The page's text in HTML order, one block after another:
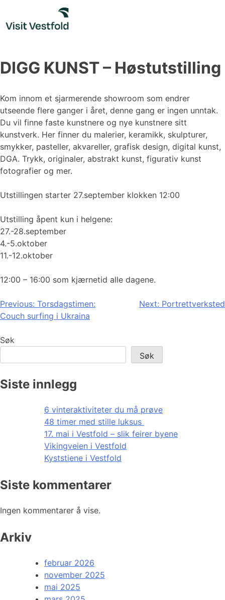
content
DIGG KUNST – Høstutstilling
Kom innom et sjarmerende showroom som endrer
utseende flere ganger i året, denne gang er ingen unntak.
Du vil finne faste kunstnere og nye kunstnere sitt
kunstverk. Her finner du malerier, keramikk, skulpturer,
smykker, pasteller, akvareller, grafisk design, digital kunst,
DGA. Trykk, originaler, abstrakt kunst, figurativ kunst
fotografier og mer.
Utstillingen starter 27.september klokken 12:00
Utstilling åpent kun i helgene:
27.-28.september
4.-5.oktober
11.-12.oktober
12:00 – 16:00 som kjærnetid alle dagene.
Innleggsnavigasjon
Previous: Torsdagstimen:
Couch surfing i Ukraina
Next: Portrettverksted
Søk
Søk
Siste innlegg
6 vinteraktiviteter du må prøve
48 timer med stille luksus
17. mai i Vestfold – slik feirer byene
Vikingveien i Vestfold
Kyststiene i Vestfold
Siste kommentarer
Ingen kommentarer å vise.
Arkiv
februar 2026
november 2025
mai 2025